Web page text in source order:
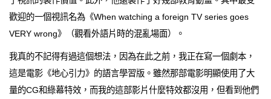
歡迎的一個視訊名為《When watching a foreign TV series goes
VERY wrong》（觀看外語片時的混亂場面）。
我真的不記得有過這個想法，因為在此之前，我正在寫一個劇本，
這是電影《地心引力》的語言學習版。雖然那部電影明顯使用了大
量的CG和綠幕特效，而我的這部影片什麼特效都沒用，但看到他們